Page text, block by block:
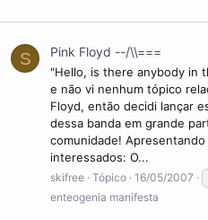
S Pink Floyd --/\\===
"Hello, is there anybody in
e não vi nenhum tópico
Floyd, então decidi lançar
dessa banda em grande
comunidade!
interessados: O...
skifree Tópico 16/05/2007
enteogenia manifesta